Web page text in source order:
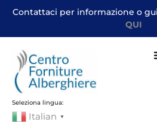
Contattaci per informazione o
QUI
Seleziona lingua:
Italian ▼